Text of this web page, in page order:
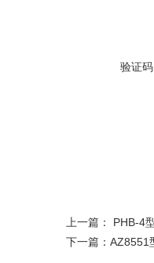
验证
上一篇： PHB-4
下一篇： AZ8551